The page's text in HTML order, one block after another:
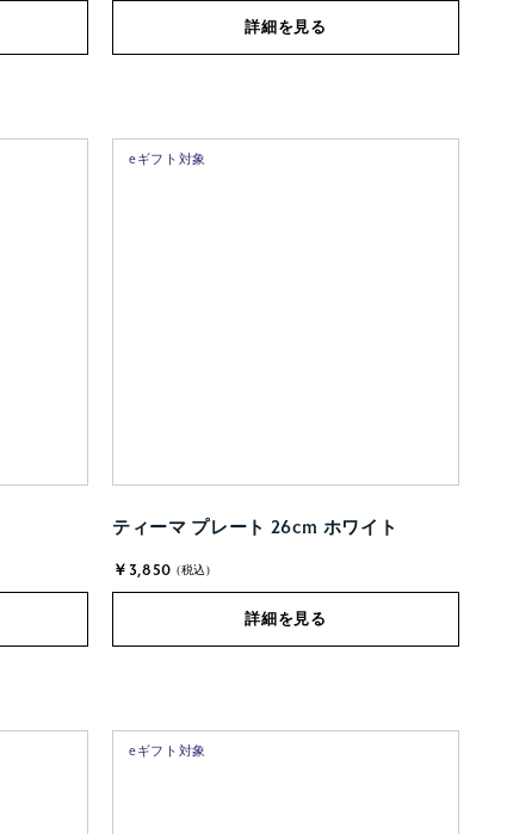
詳細を見る
eギフト対象
ティーマ プレート 26cm ホワイト
￥3,850 (税込)
詳細を見る
eギフト対象